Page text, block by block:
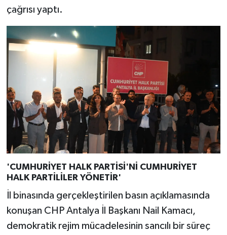
çağrısı yaptı.
'CUMHURİYET HALK PARTİSİ'Nİ CUMHURİYET
HALK PARTİLİLER YÖNETİR'
İl binasında gerçekleştirilen basın açıklamasında
konuşan CHP Antalya İl Başkanı Nail Kamacı,
demokratik rejim mücadelesinin sancılı bir süreç